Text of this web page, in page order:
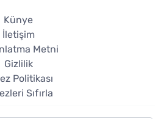
Künye
İletişim
Metni
Gizlilik
Politikası
Sıfırla